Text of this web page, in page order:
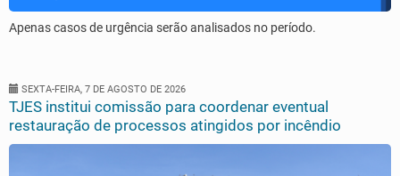
Apenas casos de urgência serão analisados no período.
SEXTA-FEIRA, 7 DE AGOSTO DE 2026
TJES institui comissão para coordenar eventual
restauração de processos atingidos por incêndio